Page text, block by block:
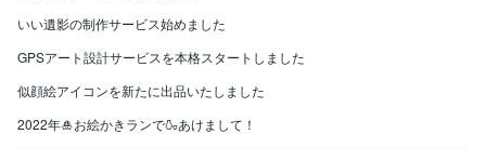
いい遺影の制作サービス始めました
GPSアート設計サービスを本格スタートしました
似顔絵アイコンを新たに出品いたしました
2022年🎍お絵かきランで🍶あけまして！